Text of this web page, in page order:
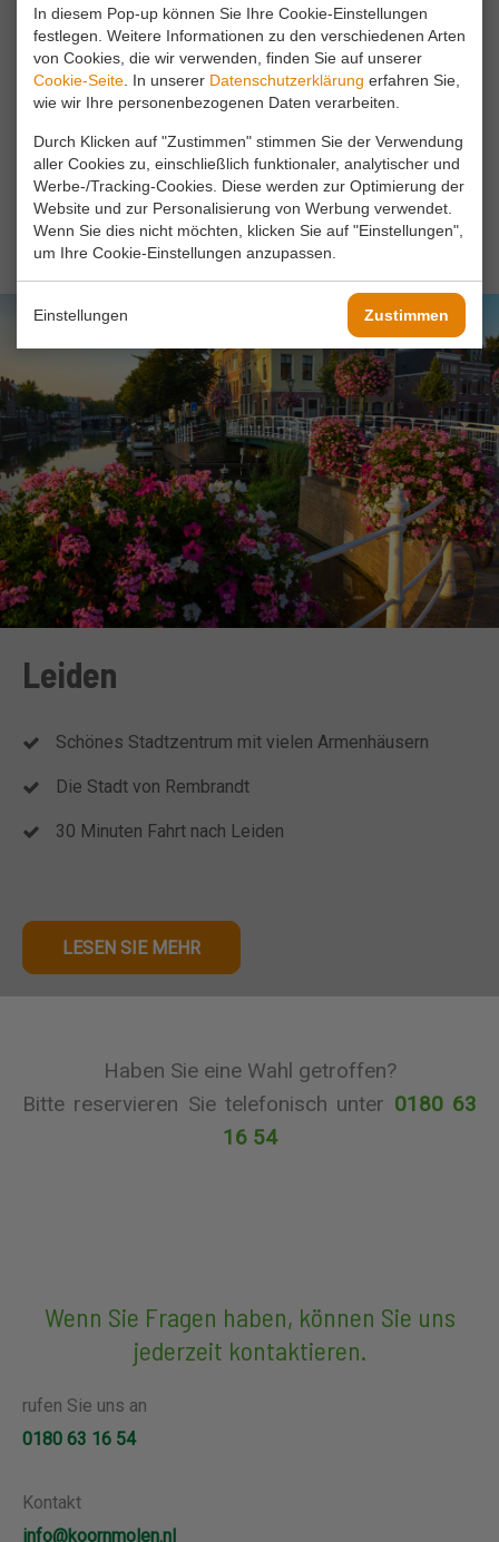
In diesem Pop-up können Sie Ihre Cookie-Einstellungen
festlegen. Weitere Informationen zu den verschiedenen Arten
von Cookies, die wir verwenden, finden Sie auf unserer
Cookie-Seite . In unserer Datenschutzerklärung erfahren Sie,
wie wir Ihre personenbezogenen Daten verarbeiten.
Durch Klicken auf "Zustimmen" stimmen Sie der Verwendung
aller Cookies zu, einschließlich funktionaler, analytischer und
Werbe-/Tracking-Cookies. Diese werden zur Optimierung der
Website und zur Personalisierung von Werbung verwendet.
Wenn Sie dies nicht möchten, klicken Sie auf "Einstellungen",
um Ihre Cookie-Einstellungen anzupassen.
Einstellungen Zustimmen
Stadt des weltberühmten Delfter Blau
Bei einem Spaziergang durch die Stadt wird die
Vergangenheit lebendig
Innerhalb von 30 Minuten im Stadtzentrum
LESEN SIE MEHR
Leiden
Schönes Stadtzentrum mit vielen Armenhäusern
Die Stadt von Rembrandt
30 Minuten Fahrt nach Leiden
LESEN SIE MEHR
Haben Sie eine Wahl getroffen?
Bitte reservieren Sie telefonisch unter 0180 63
16 54
Wenn Sie Fragen haben, können Sie uns
jederzeit kontaktieren.
rufen Sie uns an
0180 63 16 54
Kontakt
info@koornmolen.nl